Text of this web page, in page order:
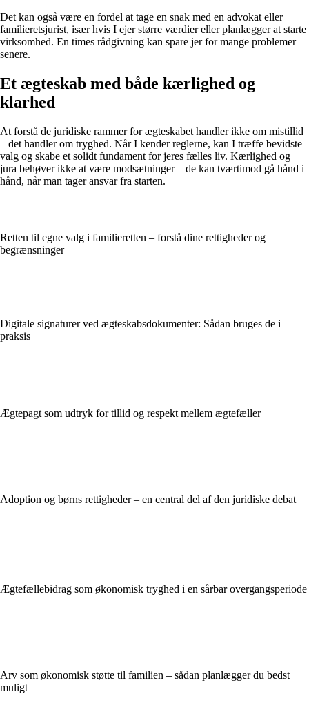
Det kan også være en fordel at tage en snak med en advokat eller
familieretsjurist, især hvis I ejer større værdier eller planlægger at starte
virksomhed. En times rådgivning kan spare jer for mange problemer
senere.
Et ægteskab med både kærlighed og
klarhed
At forstå de juridiske rammer for ægteskabet handler ikke om mistillid
– det handler om tryghed. Når I kender reglerne, kan I træffe bevidste
valg og skabe et solidt fundament for jeres fælles liv. Kærlighed og
jura behøver ikke at være modsætninger – de kan tværtimod gå hånd i
hånd, når man tager ansvar fra starten.
Retten til egne valg i familieretten – forstå dine rettigheder og
begrænsninger
Digitale signaturer ved ægteskabsdokumenter: Sådan bruges de i
praksis
Ægtepagt som udtryk for tillid og respekt mellem ægtefæller
Adoption og børns rettigheder – en central del af den juridiske debat
Ægtefællebidrag som økonomisk tryghed i en sårbar overgangsperiode
Arv som økonomisk støtte til familien – sådan planlægger du bedst
muligt